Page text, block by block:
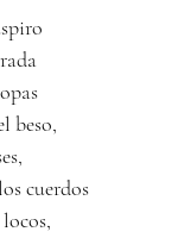
beso,
cuerdos